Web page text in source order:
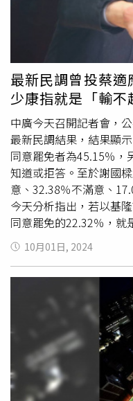
住戶同清土石，謝國樑
苦了」，但眼神中盡是
颱風警報解除後，超大
地都出現土石流和邊坡
查災區協助復原。（圖
私下說，謝非典型政治
於直白常把幕僚嚇出冷
北基桃將共放颱風假，
樑，不惜「綁架」北北
已達標，四縣市幕僚早
防災準備，遇基隆在地
逮到做文章，第二天北
「刻意慢了半拍」，但
說，也是因為謝發言行
兩可誰也不得罪，在民
罷團批謝往往像打棉花
京華城案、中央政府總
「關關難過關關過」。
長案投票，藍營推測綠
藍營樂觀不得，戰鬥藍
隆，盼能催出藍營支持
攝）基隆出身的立委羅
操作罷樑真可休矣，當
最新民調曾投蔡
少康指就是「輸不
中廣今天召開記者會，
最新民調結果，結果顯
同意罷免者為45.15％，
知道或拒答。至於謝國
意、32.38％不滿意、
今天分析指出，若以基
同意罷免的22.32％，就
樑，其實這個數字，與
票數差不多，除了驗證
言，民進黨推罷樑，就
了，多數人想到的應該
任1年多就被搞罷免，
免，這也是民進黨的策
破口，作為接力罷免國
「罷樑」是個沒有正當
看起來雖然暫時對謝國
民還是應去投票，尤其
10月01日, 2024